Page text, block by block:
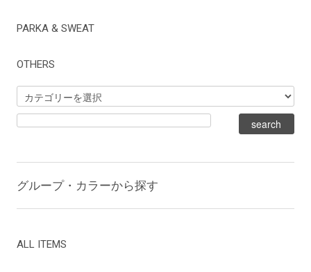
PARKA & SWEAT
OTHERS
グループ・カラーから探す
ALL ITEMS